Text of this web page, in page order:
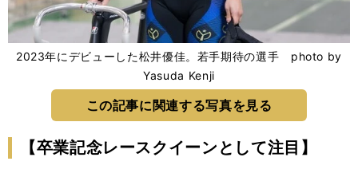
2023年にデビューした松井優佳。若手期待の選手 photo by
Yasuda Kenji
この記事に関連する写真を見る
【卒業記念レースクイーンとして注目】